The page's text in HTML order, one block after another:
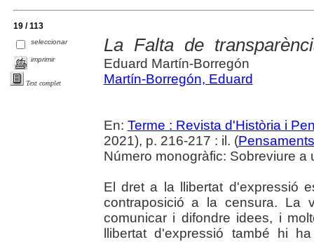
19 / 113
seleccionar
imprimir
Text complet
La Falta de
Eduard Martín-Borregón
Martín-Borregón, Eduard
En: Terme : Revista d'Història i
2021), p. 216-217 : il. (Pensaments
Número monogràfic: Sobreviure a
El dret a la llibertat d'expressió
contraposició a la censura. La
comunicar i difondre idees, i
llibertat d'expressió també hi